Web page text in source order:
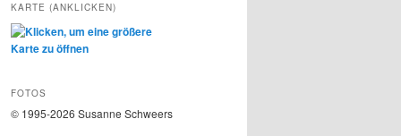
KARTE (ANKLICKEN)
FOTOS
© 1995-2026 Susanne Schweers